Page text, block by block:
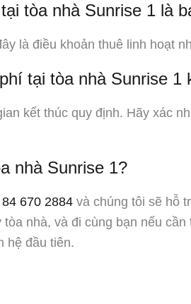
tòa nhà Sunrise 1 là
là điều khoản thuê linh hoạt
tại tòa nhà Sunrise 1
kết thúc quy định. Hãy xác
nhà Sunrise 1?
670 2884 và chúng tôi sẽ hỗ
nhà, và đi cùng bạn nếu
hệ đầu tiên.